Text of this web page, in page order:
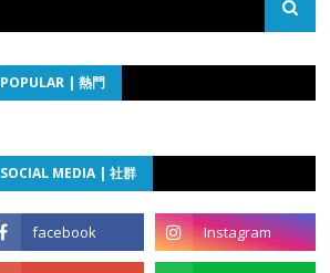
POPULAR | 熱門
SOCIAL MEDIA | 社群